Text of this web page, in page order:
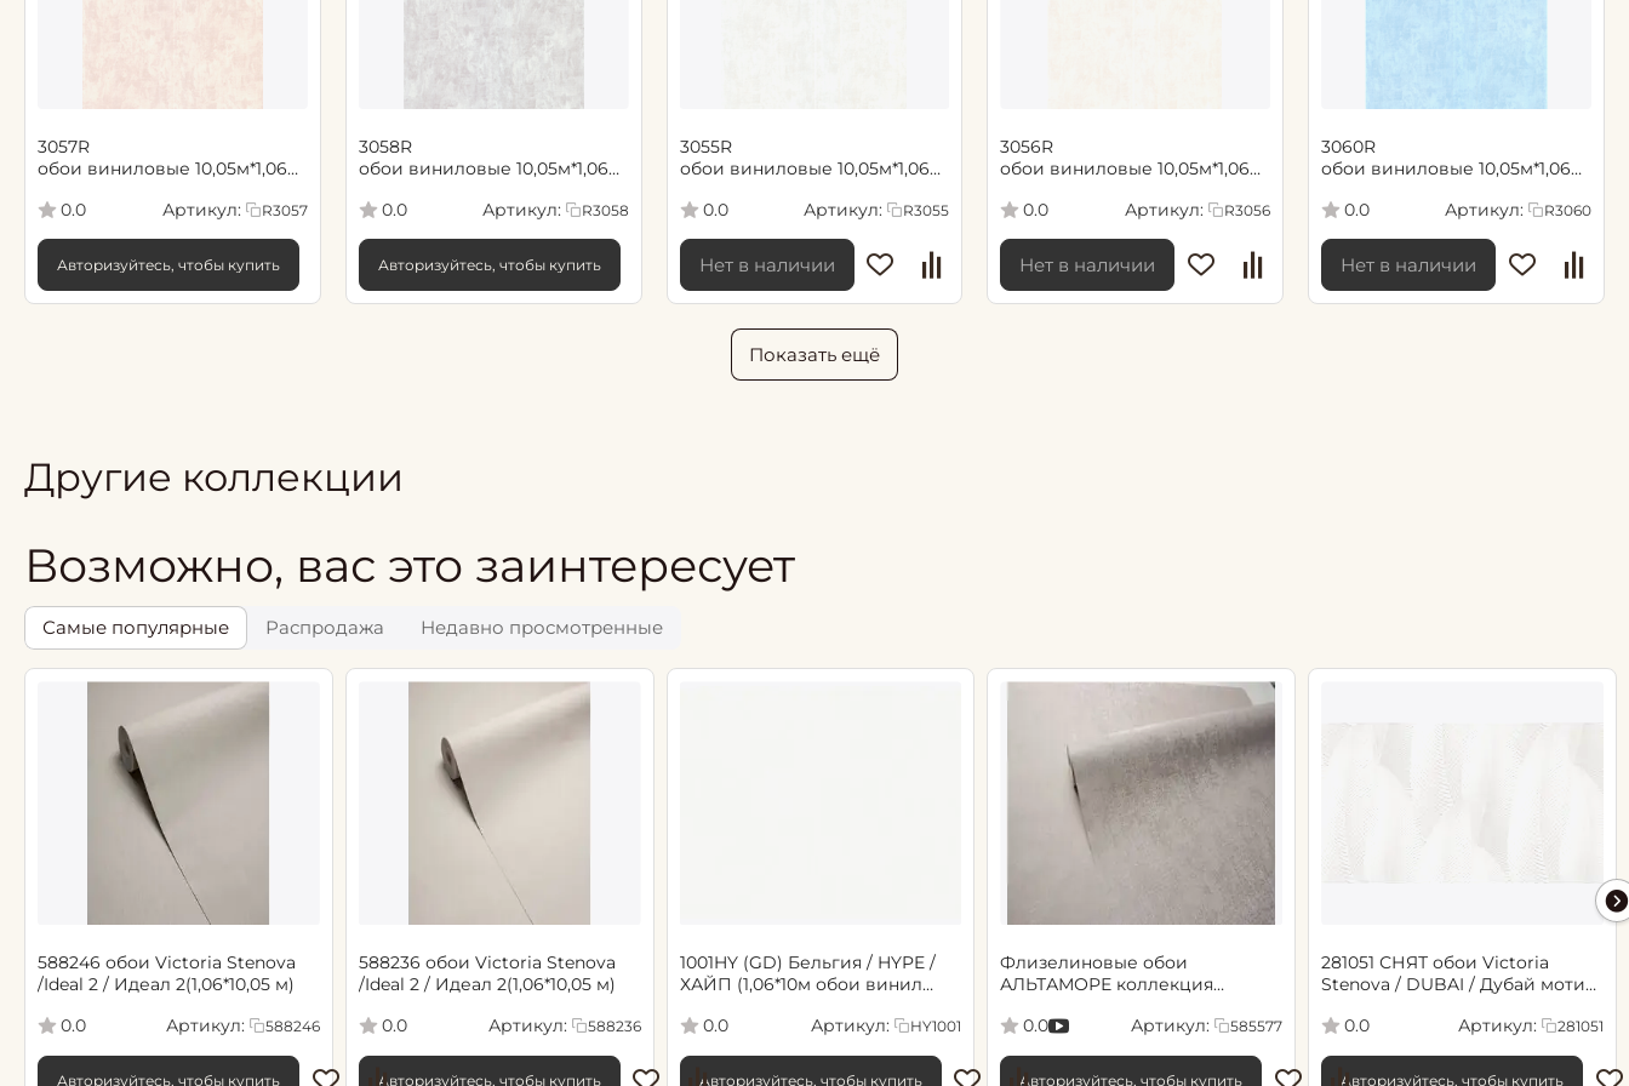
3057R
обои виниловые 10,05м*1,06м
НОМЕР ОДИН / 4
0.0 Артикул: R3057
Авторизуйтесь, чтобы купить
3058R
обои виниловые 10,05м*1,06м
НОМЕР ОДИН / 4
0.0 Артикул: R3058
Авторизуйтесь, чтобы купить
3055R
обои виниловые 10,05м*1,06м
НОМЕР ОДИН / 4
0.0 Артикул: R3055
Нет в наличии
3056R
обои виниловые 10,05м*1,06м
НОМЕР ОДИН / 4
0.0 Артикул: R3056
Нет в наличии
3060R
обои виниловые 10,05м*1,06м
НОМЕР ОДИН / 4
0.0 Артикул: R3060
Нет в наличии
Показать ещё
Другие коллекции
Возможно, вас это заинтересует
Самые популярные Распродажа Недавно просмотренные
588246 обои Victoria Stenova
/Ideal 2 / Идеал 2(1,06*10,05 м)
0.0
Артикул: 588246
Авторизуйтесь, чтобы купить
588236 обои Victoria Stenova
/Ideal 2 / Идеал 2(1,06*10,05 м)
0.0
Артикул: 588236
Авторизуйтесь, чтобы купить
1001HY (GD) Бельгия / HYPE /
ХАЙП (1,06*10м обои винил
0.0
Артикул: HY1001
Авторизуйтесь, чтобы купить
Флизелиновые обои
АЛЬТАМОРЕ коллекция
0.0
Артикул: 585577
Авторизуйтесь, чтобы купить
281051 СНЯТ обои Victoria
Stenova / DUBAI / Дубай мотив
0.0
Артикул: 281051
Авторизуйтесь, чтобы купить